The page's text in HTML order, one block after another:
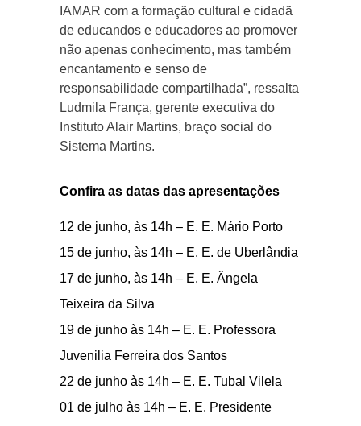
IAMAR com a formação cultural e cidadã
de educandos e educadores ao promover
não apenas conhecimento, mas também
encantamento e senso de
responsabilidade compartilhada”, ressalta
Ludmila França, gerente executiva do
Instituto Alair Martins, braço social do
Sistema Martins.
Confira as datas das apresentações
12 de junho, às 14h – E. E. Mário Porto
15 de junho, às 14h – E. E. de Uberlândia
17 de junho, às 14h – E. E. Ângela
Teixeira da Silva
19 de junho às 14h – E. E. Professora
Juvenilia Ferreira dos Santos
22 de junho às 14h – E. E. Tubal Vilela
01 de julho às 14h – E. E. Presidente